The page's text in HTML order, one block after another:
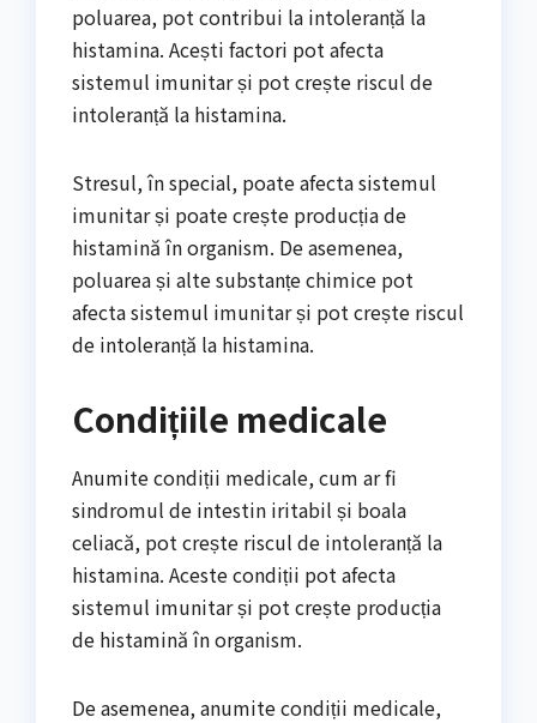
poluarea, pot contribui la intoleranță la
histamina. Acești factori pot afecta
sistemul imunitar și pot crește riscul de
intoleranță la histamina.
Stresul, în special, poate afecta sistemul
imunitar și poate crește producția de
histamină în organism. De asemenea,
poluarea și alte substanțe chimice pot
afecta sistemul imunitar și pot crește riscul
de intoleranță la histamina.
Condițiile medicale
Anumite condiții medicale, cum ar fi
sindromul de intestin iritabil și boala
celiacă, pot crește riscul de intoleranță la
histamina. Aceste condiții pot afecta
sistemul imunitar și pot crește producția
de histamină în organism.
De asemenea, anumite condiții medicale,